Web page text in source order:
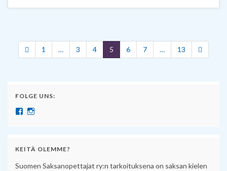
1 … 3 4 5 6 7 … 13
FOLGE UNS:
Näytä SuomenSaksanopettajat:n profiili Facebook palvelussa
KEITÄ OLEMME?
Suomen Saksanopettajat ry:n tarkoituksena on saksan kielen